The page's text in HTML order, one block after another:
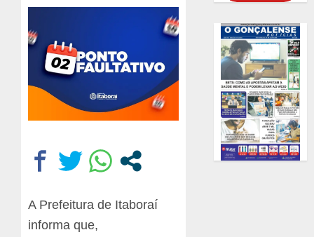
A Prefeitura de Itaboraí
informa que,